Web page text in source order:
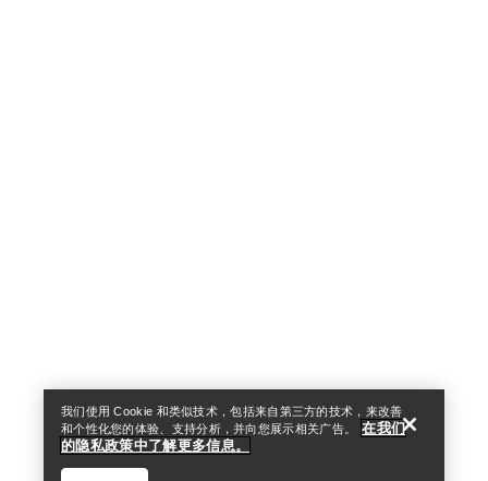
我们使用 Cookie 和类似技术，包括来自第三方的技术，来改善
和个性化您的体验、支持分析，并向您展示相关广告。
在我们
的隐私政策中了解更多信息。